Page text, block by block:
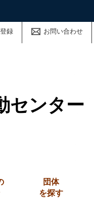
録 お問い合わせ
センター
団体
を探す